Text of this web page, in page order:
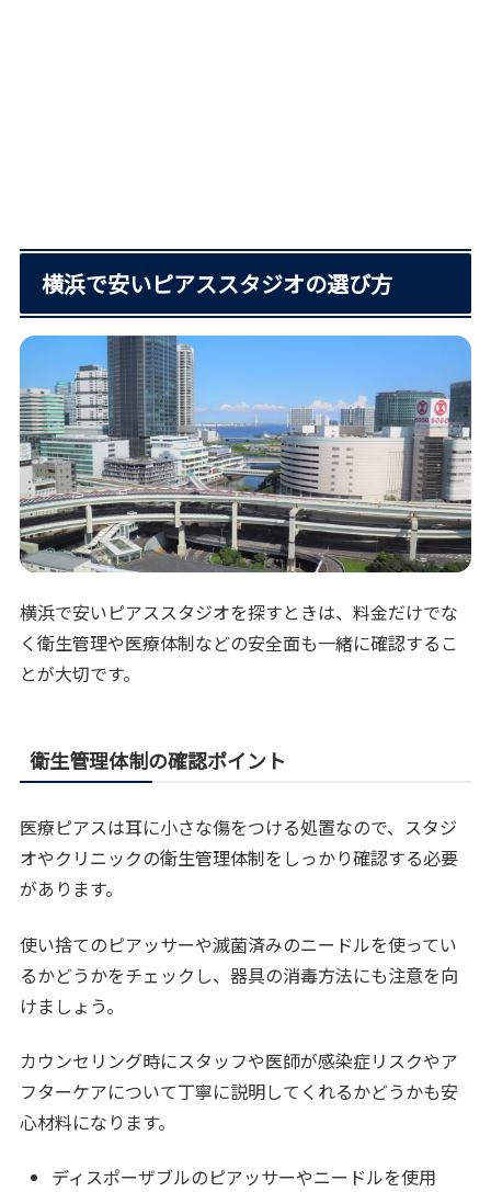
横浜で安いピアススタジオの選び方
横浜で安いピアススタジオを探すときは、料金だけでな
く衛生管理や医療体制などの安全面も一緒に確認するこ
とが大切です。
衛生管理体制の確認ポイント
医療ピアスは耳に小さな傷をつける処置なので、スタジ
オやクリニックの衛生管理体制をしっかり確認する必要
があります。
使い捨てのピアッサーや滅菌済みのニードルを使ってい
るかどうかをチェックし、器具の消毒方法にも注意を向
けましょう。
カウンセリング時にスタッフや医師が感染症リスクやア
フターケアについて丁寧に説明してくれるかどうかも安
心材料になります。
ディスポーザブルのピアッサーやニードルを使用